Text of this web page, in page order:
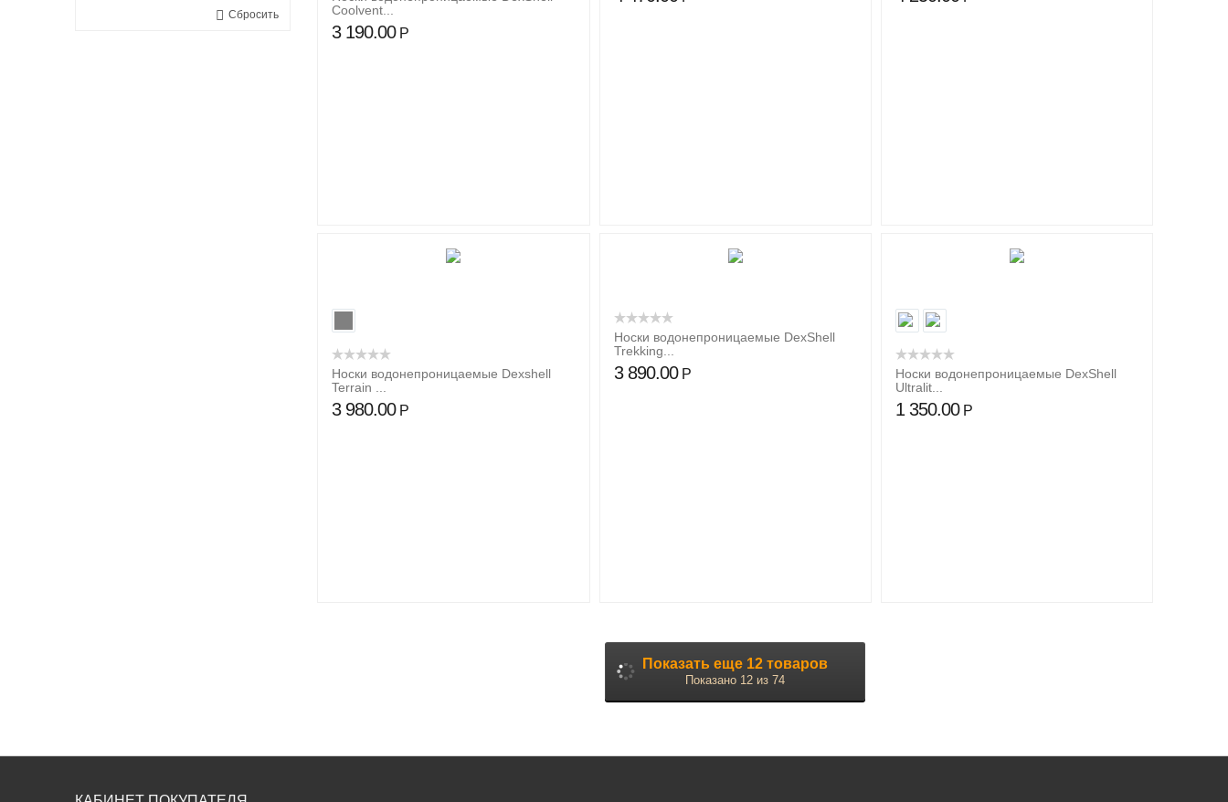
Coolvent...
3 190.00 Р
Носки водонепроницаемые Dexshell
Terrain ...
3 980.00 Р
Носки водонепроницаемые DexShell
Trekking...
3 890.00 Р
Носки водонепроницаемые DexShell
Ultralit...
1 350.00 Р
Показать еще 12 товаров
Показано 12 из 74
Сбросить